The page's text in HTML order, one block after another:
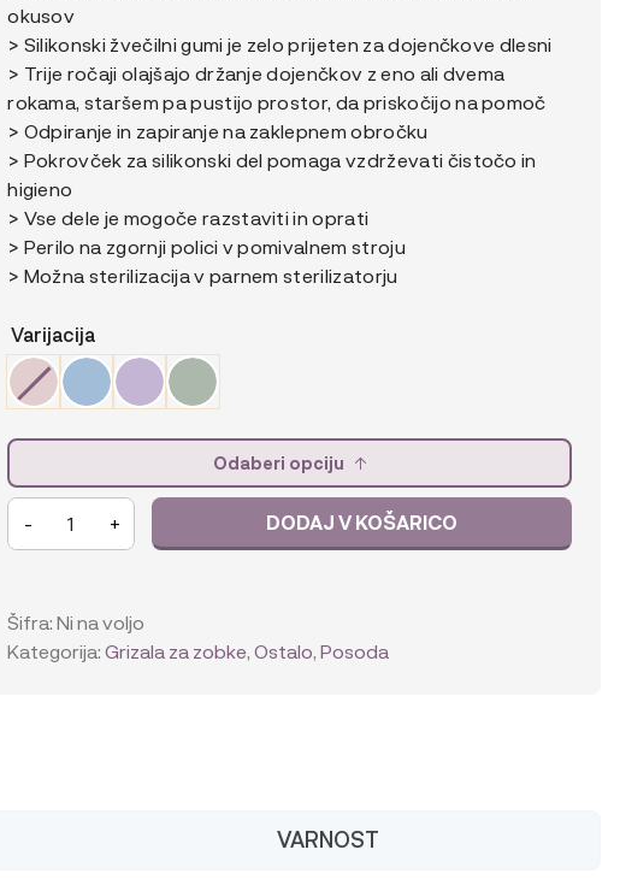
okusov
> Silikonski žvečilni gumi je zelo prijeten za dojenčkove dlesni
> Trije ročaji olajšajo držanje dojenčkov z eno ali dvema
rokama, staršem pa pustijo prostor, da priskočijo na pomoč
> Odpiranje in zapiranje na zaklepnem obročku
> Pokrovček za silikonski del pomaga vzdrževati čistočo in
higieno
> Vse dele je mogoče razstaviti in oprati
> Perilo na zgornji polici v pomivalnem stroju
> Možna sterilizacija v parnem sterilizatorju
Varijacija
Odaberi opciju
b.box
Silikonska
sveže
sadje
količina
- + DODAJ V KOŠARICO
Šifra:Ni na voljo
Kategorija:Grizala za zobke,Ostalo,Posoda
VARNOST